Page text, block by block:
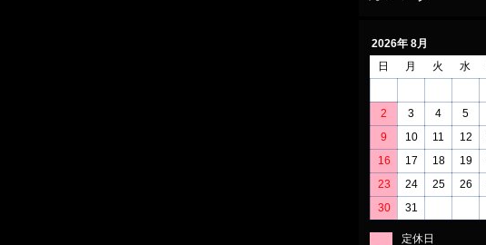
2026年 8月
日
月 火 水
2
3 4 5
9
10 11 12
16
17 18 19
23
24 25 26
30
31
定休日